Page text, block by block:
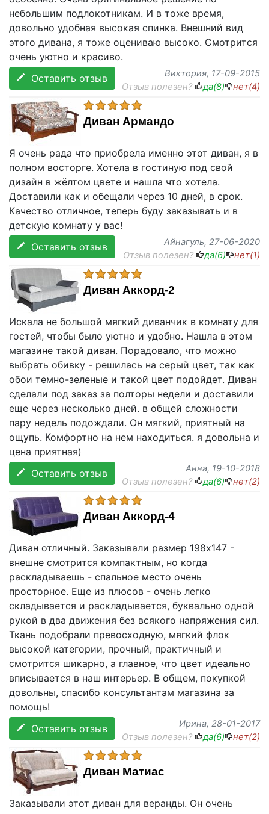
небольшим подлокотникам. И в тоже время,
довольно удобная высокая спинка. Внешний вид
этого дивана, я тоже оцениваю высоко. Смотрится
очень уютно и красиво.
Оставить отзыв
Виктория, 17-09-2015
Отзыв полезен?
да(8) нет(4)
Диван Армандо
Я очень рада что приобрела именно этот диван, я в
полном восторге. Хотела в гостиную под свой
дизайн в жёлтом цвете и нашла что хотела.
Доставили как и обещали через 10 дней, в срок.
Качество отличное, теперь буду заказывать и в
детскую комнату у вас!
Оставить отзыв
Айнагуль, 27-06-2020
Отзыв полезен?
да(6) нет(1)
Диван Аккорд-2
Искала не большой мягкий диванчик в комнату для
гостей, чтобы было уютно и удобно. Нашла в этом
магазине такой диван. Порадовало, что можно
выбрать обивку - решилась на серый цвет, так как
обои темно-зеленые и такой цвет подойдет. Диван
сделали под заказ за полторы недели и доставили
еще через несколько дней. в общей сложности
пару недель подождали. Он мягкий, приятный на
ощупь. Комфортно на нем находиться. я довольна и
цена приятная)
Оставить отзыв
Анна, 19-10-2018
Отзыв полезен?
да(6) нет(2)
Диван Аккорд-4
Диван отличный. Заказывали размер 198х147 -
внешне смотрится компактным, но когда
раскладываешь - спальное место очень
просторное. Еще из плюсов - очень легко
складывается и раскладывается, буквально одной
рукой в два движения без всякого напряжения сил.
Ткань подобрали превосходную, мягкий флок
высокой категории, прочный, практичный и
смотрится шикарно, а главное, что цвет идеально
вписывается в наш интерьер. В общем, покупкой
довольны, спасибо консультантам магазина за
помощь!
Оставить отзыв
Ирина, 28-01-2017
Отзыв полезен?
да(6) нет(2)
Диван Матиас
Заказывали этот диван для веранды. Он очень